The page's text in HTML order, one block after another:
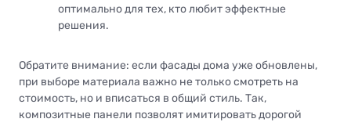
оптимально для тех, кто любит эффектные
решения.
Обратите внимание: если фасады дома уже обновлены,
при выборе материала важно не только смотреть на
стоимость, но и вписаться в общий стиль. Так,
композитные панели позволят имитировать дорогой